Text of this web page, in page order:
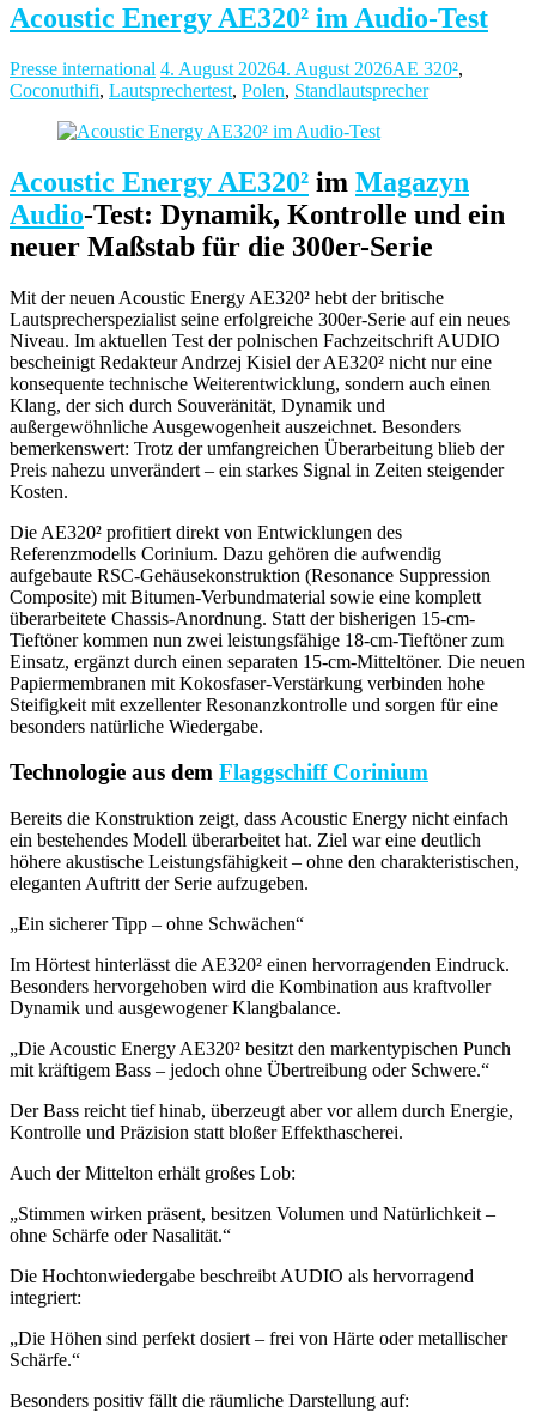
Acoustic Energy AE320² im Audio-Test
Presse international 4. August 20264. August 2026AE 320²,
Coconuthifi, Lautsprechertest, Polen, Standlautsprecher
Acoustic Energy AE320² im Magazyn
Audio-Test: Dynamik, Kontrolle und ein
neuer Maßstab für die 300er-Serie
Mit der neuen Acoustic Energy AE320² hebt der britische
Lautsprecherspezialist seine erfolgreiche 300er-Serie auf ein neues
Niveau. Im aktuellen Test der polnischen Fachzeitschrift AUDIO
bescheinigt Redakteur Andrzej Kisiel der AE320² nicht nur eine
konsequente technische Weiterentwicklung, sondern auch einen
Klang, der sich durch Souveränität, Dynamik und
außergewöhnliche Ausgewogenheit auszeichnet. Besonders
bemerkenswert: Trotz der umfangreichen Überarbeitung blieb der
Preis nahezu unverändert – ein starkes Signal in Zeiten steigender
Kosten.
Die AE320² profitiert direkt von Entwicklungen des
Referenzmodells Corinium. Dazu gehören die aufwendig
aufgebaute RSC-Gehäusekonstruktion (Resonance Suppression
Composite) mit Bitumen-Verbundmaterial sowie eine komplett
überarbeitete Chassis-Anordnung. Statt der bisherigen 15-cm-
Tieftöner kommen nun zwei leistungsfähige 18-cm-Tieftöner zum
Einsatz, ergänzt durch einen separaten 15-cm-Mitteltöner. Die neuen
Papiermembranen mit Kokosfaser-Verstärkung verbinden hohe
Steifigkeit mit exzellenter Resonanzkontrolle und sorgen für eine
besonders natürliche Wiedergabe.
Technologie aus dem Flaggschiff Corinium
Bereits die Konstruktion zeigt, dass Acoustic Energy nicht einfach
ein bestehendes Modell überarbeitet hat. Ziel war eine deutlich
höhere akustische Leistungsfähigkeit – ohne den charakteristischen,
eleganten Auftritt der Serie aufzugeben.
„Ein sicherer Tipp – ohne Schwächen“
Im Hörtest hinterlässt die AE320² einen hervorragenden Eindruck.
Besonders hervorgehoben wird die Kombination aus kraftvoller
Dynamik und ausgewogener Klangbalance.
„Die Acoustic Energy AE320² besitzt den markentypischen Punch
mit kräftigem Bass – jedoch ohne Übertreibung oder Schwere.“
Der Bass reicht tief hinab, überzeugt aber vor allem durch Energie,
Kontrolle und Präzision statt bloßer Effekthascherei.
Auch der Mittelton erhält großes Lob:
„Stimmen wirken präsent, besitzen Volumen und Natürlichkeit –
ohne Schärfe oder Nasalität.“
Die Hochtonwiedergabe beschreibt AUDIO als hervorragend
integriert:
„Die Höhen sind perfekt dosiert – frei von Härte oder metallischer
Schärfe.“
Besonders positiv fällt die räumliche Darstellung auf: